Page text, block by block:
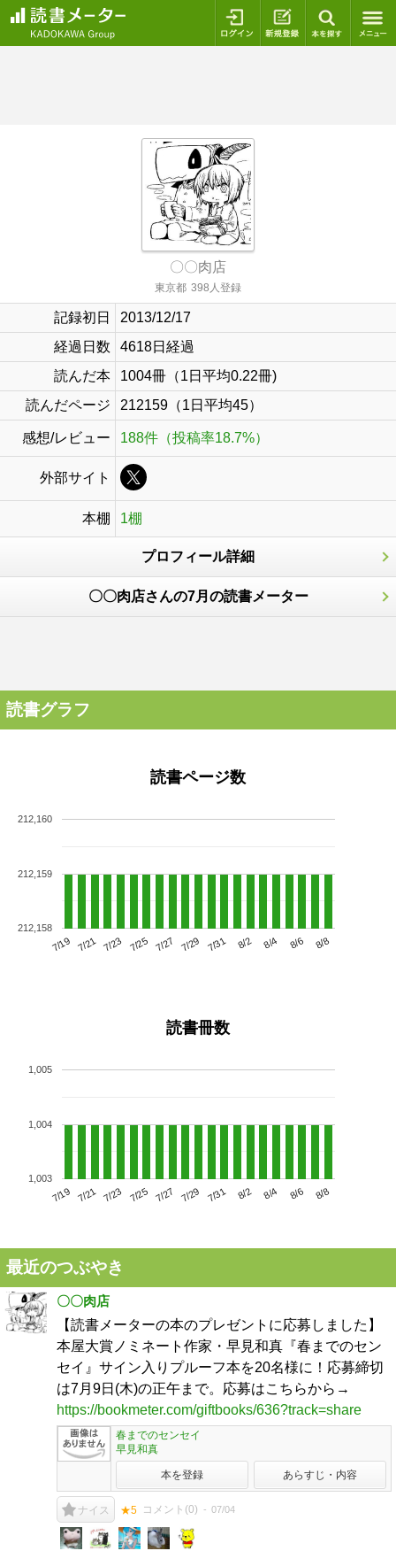
ログイン 新規登録
〇〇肉店
東京都 398人登録
記録初日
2013/12/17
経過日数
4618日経過
読んだ本
1004冊（1日平均0.22冊)
読んだページ
212159（1日平均45）
感想/レビュー 188件（投稿率18.7%）
外部サイト
本棚 1棚
プロフィール詳細
〇〇肉店さんの7月の読書メーター
読書グラフ
読書ページ数
7/19 7/21 7/23 7/25 7/27 7/29 7/31 8/2 8/4 8/6 8/8
212,158
212,159
212,160
読書冊数
7/19 7/21 7/23 7/25 7/27 7/29 7/31 8/2 8/4 8/6 8/8
1,003
1,004
1,005
最近のつぶやき
〇〇肉店
【読書メーターの本のプレゼントに応募しました】
本屋大賞ノミネート作家・早見和真『春までのセン
セイ』サイン入りプルーフ本を20名様に！応募締切
は7月9日(木)の正午まで。応募はこちらから→
https://bookmeter.com/giftbooks/636?track=share
春までのセンセイ
早見和真
本を登録 あらすじ・内容
ナイス ★5 コメント(0) 07/04